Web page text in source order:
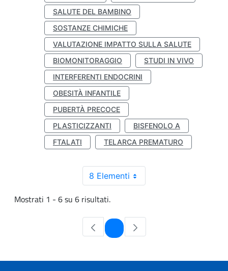
SALUTE DEL BAMBINO
SOSTANZE CHIMICHE
VALUTAZIONE IMPATTO SULLA SALUTE
BIOMONITORAGGIO
STUDI IN VIVO
INTERFERENTI ENDOCRINI
OBESITÀ INFANTILE
PUBERTÀ PRECOCE
PLASTICIZZANTI
BISFENOLO A
FTALATI
TELARCA PREMATURO
8 Elementi
Mostrati 1 - 6 su 6 risultati.
Pagina